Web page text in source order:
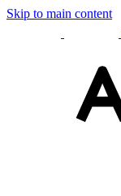
Skip to main content